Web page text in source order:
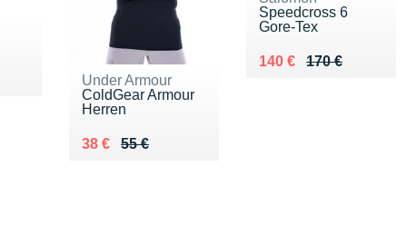
Under Armour
ColdGear Armour
Herren
55 €
Au lieu de 55 €
38 €
Vendu 38 €
Speedcross 6
Gore-Tex
170 €
Au lieu de 170 €
140 €
Vendu 140 €